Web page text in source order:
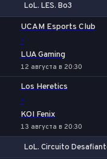
LoL. LES. Bo3
UCAM Esports Club
-
LUA Gaming
12 августа в 20:30
Los Heretics
-
KOI Fenix
13 августа в 20:30
LoL. Circuito